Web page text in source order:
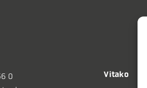
0
Vitako